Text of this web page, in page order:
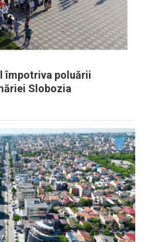
împotriva poluării
Slobozia